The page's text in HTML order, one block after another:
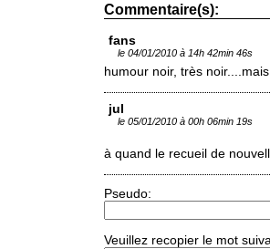
Commentaire(s):
fans
le 04/01/2010 à 14h 42min 46s
humour noir, très
jul
le 05/01/2010 à 00h 06min 19s
à quand le recueil de
Pseudo:
Veuillez recopier le mot